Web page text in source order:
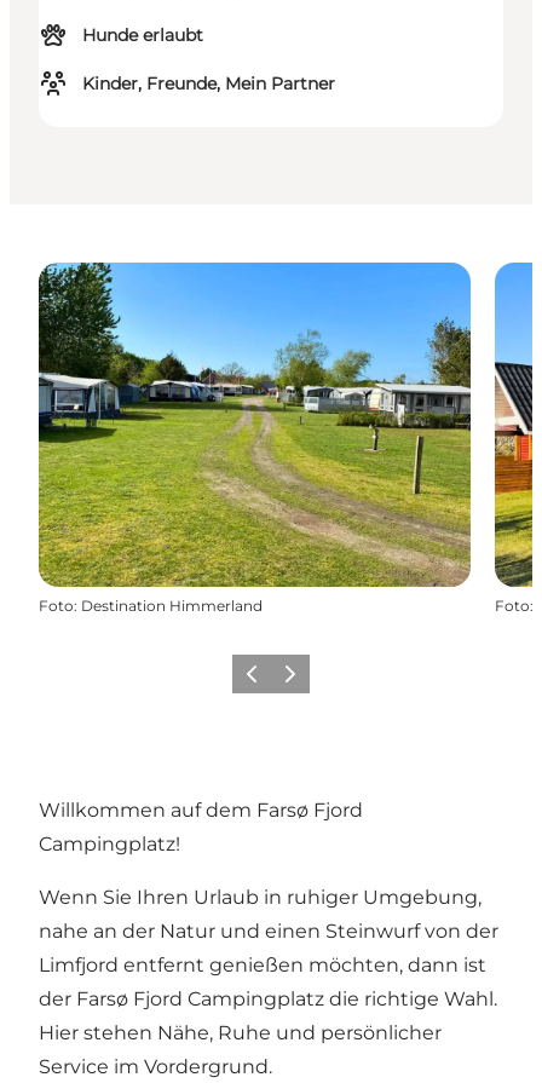
Hunde erlaubt
Kinder, Freunde, Mein Partner
Foto: Destination Himmerland Foto:
Vorherige Folie
Nächste Folie
Willkommen auf dem Farsø Fjord
Campingplatz!
Wenn Sie Ihren Urlaub in ruhiger Umgebung,
nahe an der Natur und einen Steinwurf von der
Limfjord entfernt genießen möchten, dann ist
der Farsø Fjord Campingplatz die richtige Wahl.
Hier stehen Nähe, Ruhe und persönlicher
Service im Vordergrund.